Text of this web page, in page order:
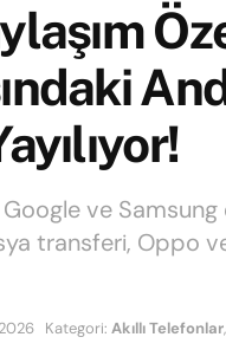
ve Samsung
transferi, Oppo
Kategori: Akıllı Telefonlar,